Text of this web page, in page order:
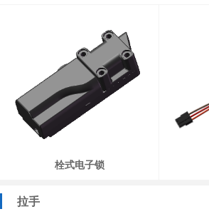
栓式电子锁
拉手